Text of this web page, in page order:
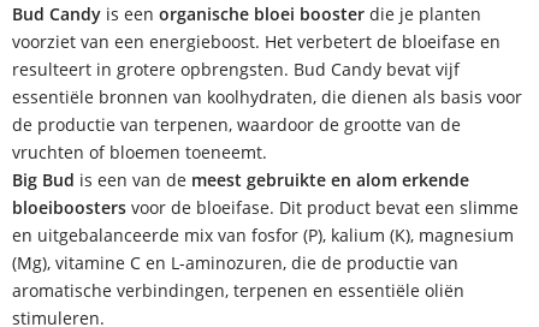
Bud Candy is een organische bloei booster die je planten
voorziet van een energieboost. Het verbetert de bloeifase en
resulteert in grotere opbrengsten. Bud Candy bevat vijf
essentiële bronnen van koolhydraten, die dienen als basis voor
de productie van terpenen, waardoor de grootte van de
vruchten of bloemen toeneemt.
Big Bud is een van de meest gebruikte en alom erkende
bloeiboosters voor de bloeifase. Dit product bevat een slimme
en uitgebalanceerde mix van fosfor (P), kalium (K), magnesium
(Mg), vitamine C en L-aminozuren, die de productie van
aromatische verbindingen, terpenen en essentiële oliën
stimuleren.